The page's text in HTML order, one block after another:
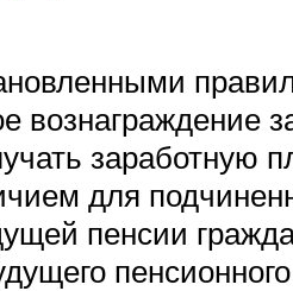
вознаграждение
заработную
для
пенсии